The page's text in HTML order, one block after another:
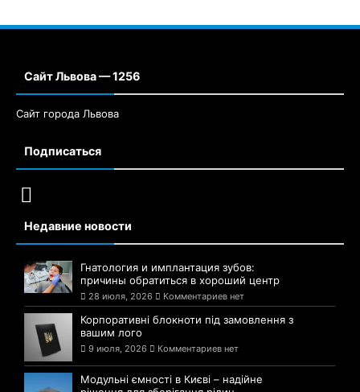
Сайт Львова — 1256
Сайт города Львова
Подписаться
Недавние новости
Гнатология и имплантация зубов:
причины обратиться в хороший центр
28 июля, 2026 Комментариев нет
Корпоративні блокноти під замовлення з
вашим лого
9 июля, 2026 Комментариев нет
Модульні ємності в Києві – надійне